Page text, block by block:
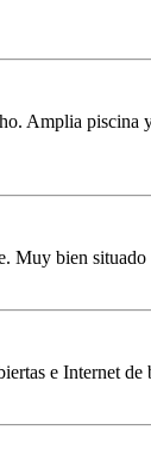
Amplia
Muy bien situado
e Internet de